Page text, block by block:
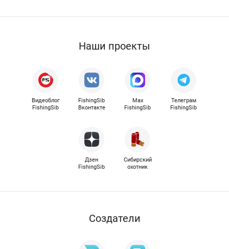
Наши проекты
Видеоблог
FishingSib
FishingSib
Вконтакте
Max
FishingSib
Телеграм
FishingSib
Дзен
FishingSib
Сибирский
охотник
Cоздатели